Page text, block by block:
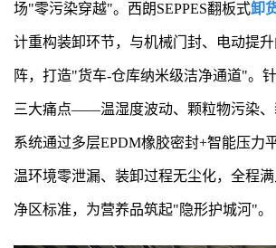
场"零污染穿越"。西朗SEPPES翻板式卸
计重构装卸环节，与机械门封、电动提
阵，打造"货车-仓库纳米级洁净通道"。
三大痛点——温湿度波动、颗粒物污染、
系统通过多层EPDM橡胶密封+智能压力
温环境零泄漏、装卸过程无尘化，全程
净区标准，为营养品筑起"隐形护城河"。